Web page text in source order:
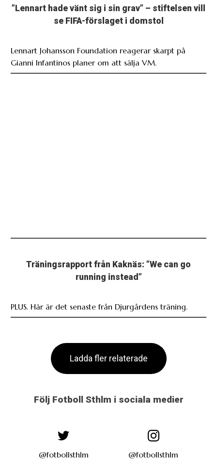
”Lennart hade vänt sig i sin grav” – stiftelsen vill
se FIFA-förslaget i domstol
Lennart Johansson Foundation reagerar skarpt på
Gianni Infantinos planer om att sälja VM.
Träningsrapport från Kaknäs: ”We can go
running instead”
PLUS. Här är det senaste från Djurgårdens träning.
Ladda fler relaterade
Följ Fotboll Sthlm i sociala medier
@fotbollsthlm @fotbollsthlm